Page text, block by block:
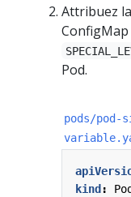
Attribuez
Pod.
pods/pod-
kind :
Pod